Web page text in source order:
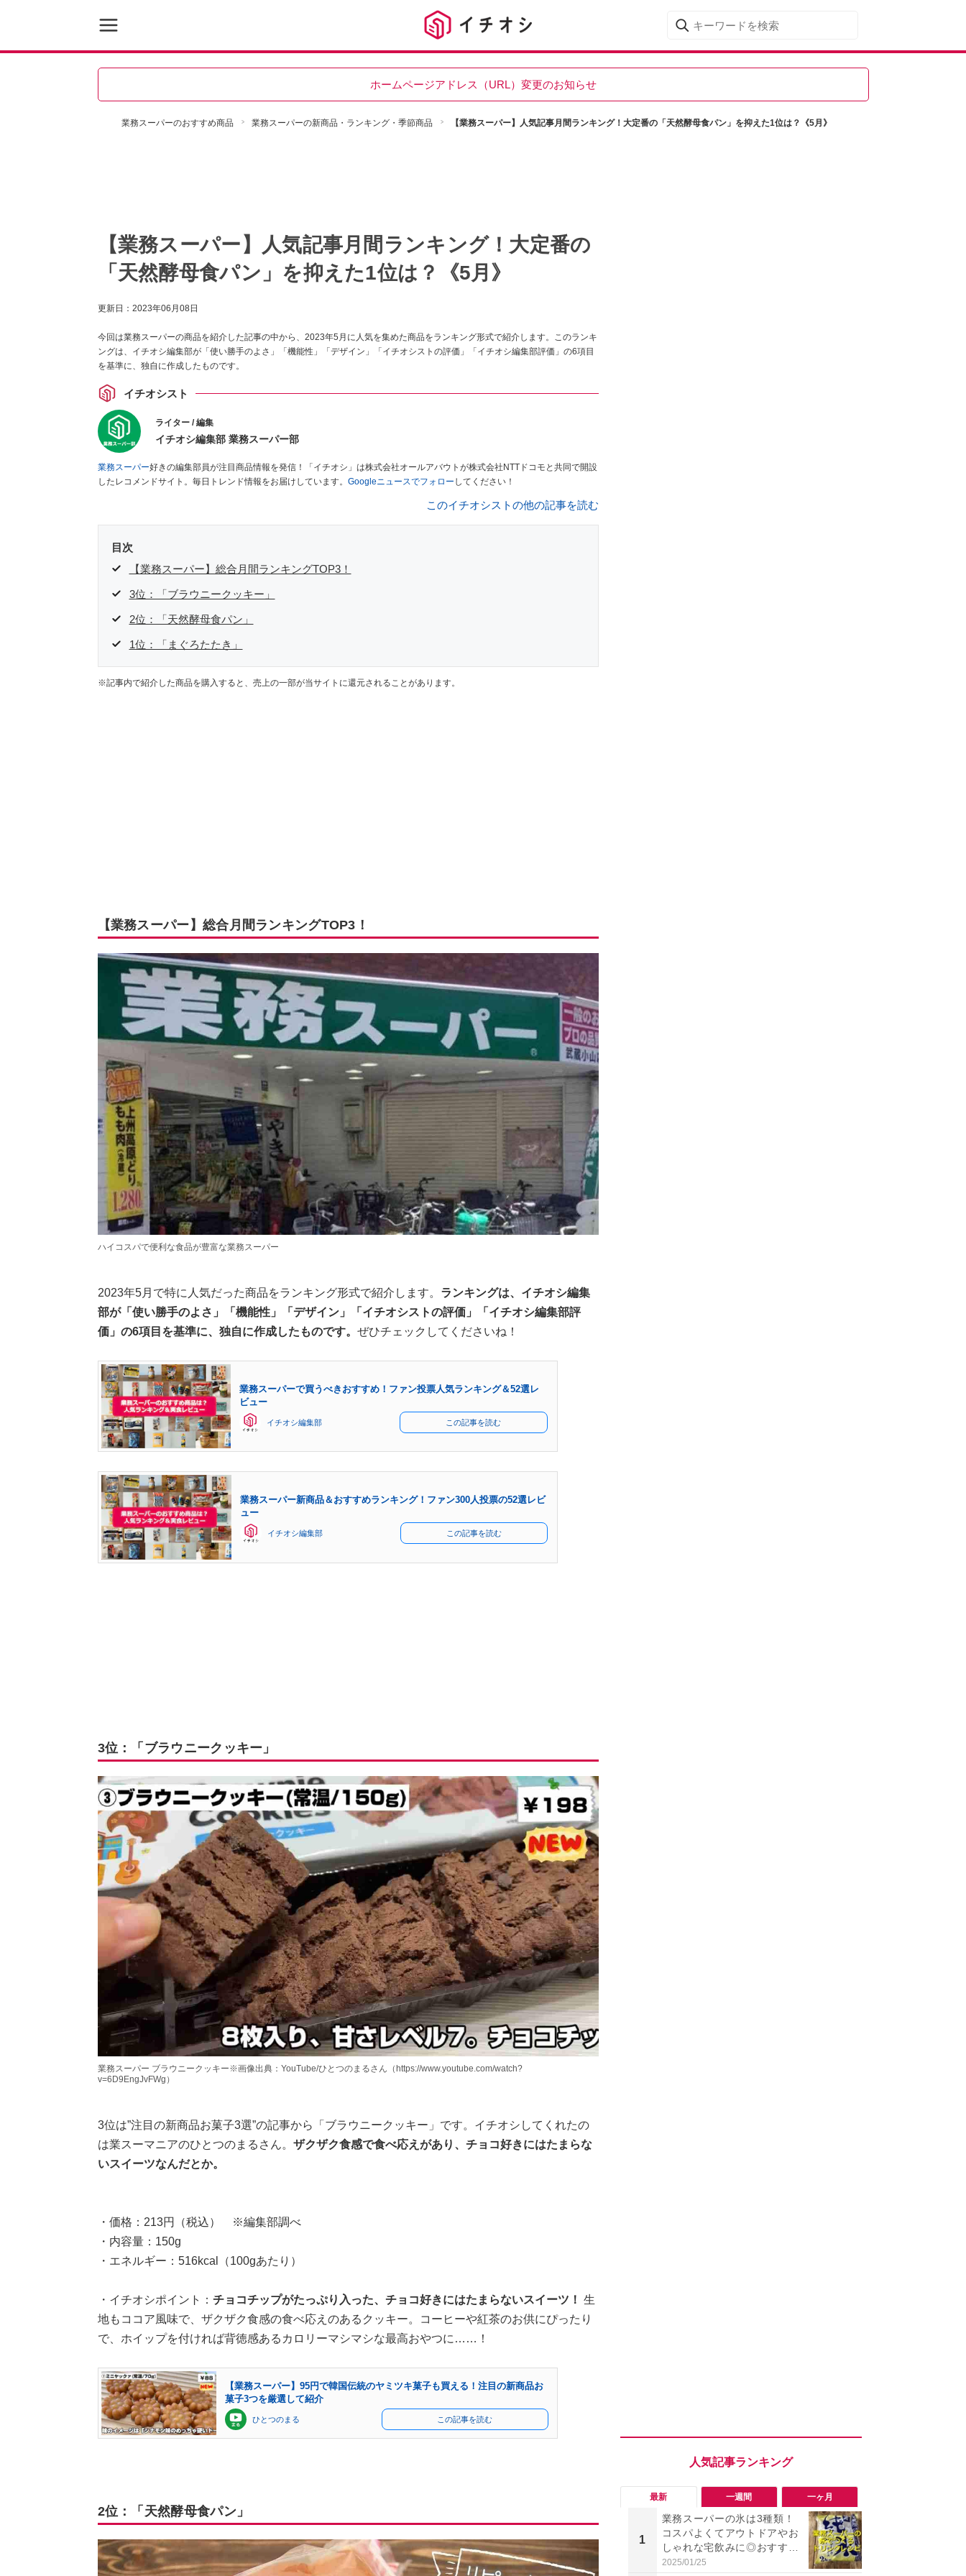
ホームページアドレス（URL）変更のお知らせ
業務スーパーのおすすめ商品 業務スーパーの新商品・ランキング・季節商品 【業務スーパー】人気記事月間ランキング！大定番の「天然酵母食パン」を抑えた1位は？《5月》
【業務スーパー】人気記事月間ランキング！大定番の
「天然酵母食パン」を抑えた1位は？《5月》
更新日： 2023年06月08日
今回は業務スーパーの商品を紹介した記事の中から、2023年5月に人気を集めた商品をランキング形式で紹介します。このランキ
ングは、イチオシ編集部が「使い勝手のよさ」「機能性」「デザイン」「イチオシストの評価」「イチオシ編集部評価」の6項目
を基準に、独自に作成したものです。
イチオシスト
ライター / 編集
イチオシ編集部 業務スーパー部
業務スーパー好きの編集部員が注目商品情報を発信！「イチオシ」は株式会社オールアバウトが株式会社NTTドコモと共同で開設
したレコメンドサイト。毎日トレンド情報をお届けしています。 Googleニュースでフォロー してください！
このイチオシストの他の記事を読む
目次
【業務スーパー】総合月間ランキングTOP3！
3位：「ブラウニークッキー」
2位：「天然酵母食パン」
1位：「まぐろたたき」
※記事内で紹介した商品を購入すると、売上の一部が当サイトに還元されることがあります。
【業務スーパー】総合月間ランキングTOP3！
ハイコスパで便利な食品が豊富な業務スーパー
2023年5月で特に人気だった商品をランキング形式で紹介します。 ランキングは、イチオシ編集
部が「使い勝手のよさ」「機能性」「デザイン」「イチオシストの評価」「イチオシ編集部評
価」の6項目を基準に、独自に作成したものです。 ぜひチェックしてくださいね！
業務スーパーで買うべきおすすめ！ファン投票人気ランキング＆52選レ
ビュー
イチオシ編集部 この記事を読む
業務スーパー新商品＆おすすめランキング！ファン300人投票の52選レビ
ュー
イチオシ編集部 この記事を読む
3位：「ブラウニークッキー」
業務スーパー ブラウニークッキー※画像出典：YouTube/ひとつのまるさん（https://www.youtube.com/watch?
v=6D9EngJvFWg）
3位は”注目の新商品お菓子3選”の記事から「ブラウニークッキー」です。イチオシしてくれたの
は業スーマニアのひとつのまるさん。 ザクザク食感で食べ応えがあり、チョコ好きにはたまらな
いスイーツなんだとか。
・価格：213円（税込） ※編集部調べ
・内容量：150g
・エネルギー：516kcal（100gあたり）
・イチオシポイント： チョコチップがたっぷり入った、チョコ好きにはたまらないスイーツ！ 生
地もココア風味で、ザクザク食感の食べ応えのあるクッキー。コーヒーや紅茶のお供にぴったり
で、ホイップを付ければ背徳感あるカロリーマシマシな最高おやつに……！
【業務スーパー】95円で韓国伝統のヤミツキ菓子も買える！注目の新商品お
菓子3つを厳選して紹介
ひとつのまる この記事を読む
2位：「天然酵母食パン」
最新 一週間 一ヶ月
1
業務スーパーの氷は3種類！
コスパよくてアウトドアやお
しゃれな宅飲みに◎おすすめ
は2kg「純氷 オーロラアイ
2025/01/25